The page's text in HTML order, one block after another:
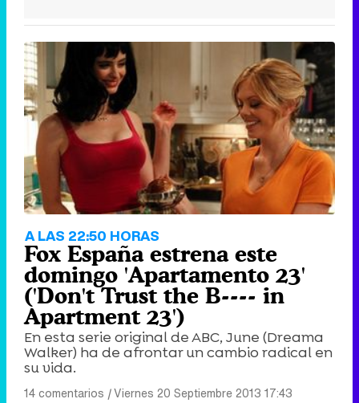
A LAS 22:50 HORAS
Fox España estrena este
domingo 'Apartamento 23'
('Don't Trust the B---- in
Apartment 23')
En esta serie original de ABC, June (Dreama
Walker) ha de afrontar un cambio radical en
su vida.
14 comentarios |Viernes 20 Septiembre 2013 17:43